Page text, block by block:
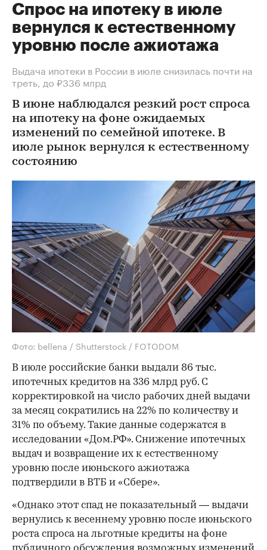
Спрос на ипотеку в июле
вернулся к естественному
уровню после ажиотажа
Выдача ипотеки в России в июле снизилась почти на
треть, до ₽336 млрд
В июне наблюдался резкий рост спроса
на ипотеку на фоне ожидаемых
изменений по семейной ипотеке. В
июле рынок вернулся к естественному
состоянию
Фото: bellena / Shutterstock / FOTODOM
В июле российские банки выдали 86 тыс.
ипотечных кредитов на 336 млрд руб. С
корректировкой на число рабочих дней выдачи
за месяц сократились на 22% по количеству и
31% по объему. Такие данные содержатся в
исследовании «Дом.РФ». Снижение ипотечных
выдач и возвращение их к естественному
уровню после июньского ажиотажа
подтвердили в ВТБ и «Сбере».
«Однако этот спад не показательный — выдачи
вернулись к весеннему уровню после июньского
роста спроса на льготные кредиты на фоне